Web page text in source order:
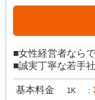
■女性経営者なら
■誠実丁寧な若手
基本料金 1K